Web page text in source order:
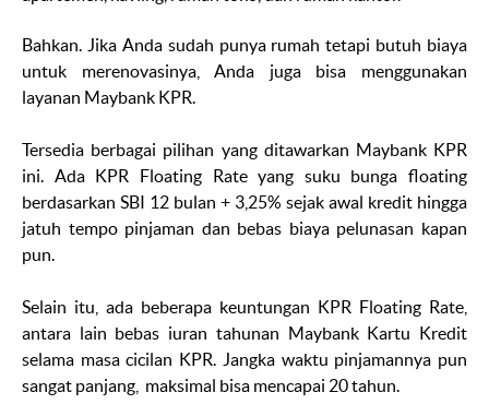
Bahkan. Jika Anda sudah punya rumah tetapi butuh biaya
untuk merenovasinya, Anda juga bisa menggunakan
layanan Maybank KPR.
Tersedia berbagai pilihan yang ditawarkan Maybank KPR
ini. Ada KPR Floating Rate yang suku bunga floating
berdasarkan SBI 12 bulan + 3,25% sejak awal kredit hingga
jatuh tempo pinjaman dan bebas biaya pelunasan kapan
pun.
Selain itu, ada beberapa keuntungan KPR Floating Rate,
antara lain bebas iuran tahunan Maybank Kartu Kredit
selama masa cicilan KPR. Jangka waktu pinjamannya pun
sangat panjang, maksimal bisa mencapai 20 tahun.